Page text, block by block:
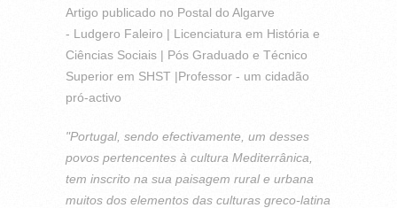
Artigo publicado no Postal do Algarve
- Ludgero Faleiro | Licenciatura em História e
Ciências Sociais | Pós Graduado e Técnico
Superior em SHST |Professor - um cidadão
pró-activo
"Portugal, sendo efectivamente, um desses
povos pertencentes à cultura Mediterrânica,
tem inscrito na sua paisagem rural e urbana
muitos dos elementos das culturas greco-latina